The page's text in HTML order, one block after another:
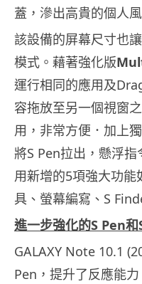
蓋，滲出高貴的個人
該設備的屏幕尺寸也
模式。藉著強化版
運行相同的應用及
容拖放至另一個視窗之
用，非常方便．加上
將S Pen拉出，懸浮
用新增的5項強大功能
具、螢幕編寫、S
進一步強化的S Pen和
GALAXY Note 10.1
Pen，提升了反應能力